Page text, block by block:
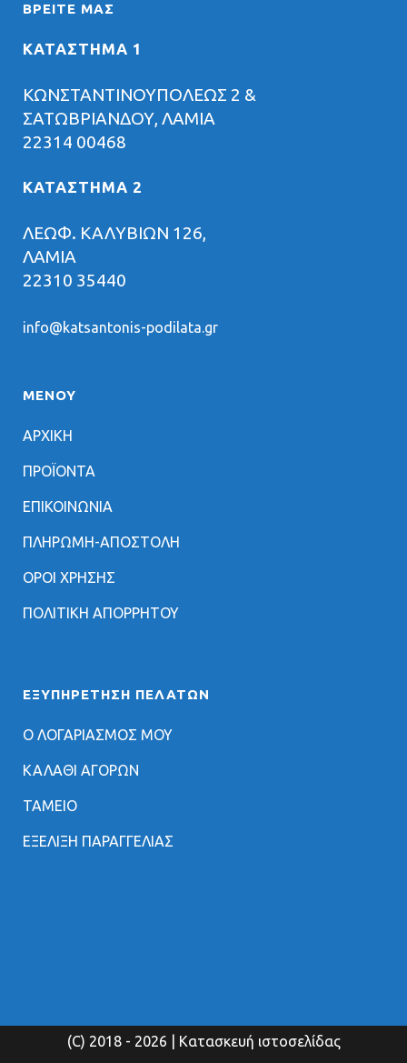
ΒΡΕΊΤΕ ΜΑΣ
ΚΑΤΑΣΤΗΜΑ 1
ΚΩΝΣΤΑΝΤΙΝΟΥΠΟΛΕΩΣ 2 &
ΣΑΤΩΒΡΙΑΝΔΟΥ, ΛΑΜΙΑ
22314 00468
ΚΑΤΑΣΤΗΜΑ 2
ΛΕΩΦ. ΚΑΛΥΒΙΩΝ 126,
ΛΑΜΙΑ
22310 35440
info@katsantonis-podilata.gr
ΜΕΝΟΥ
ΑΡΧΙΚΗ
ΠΡΟΪΟΝΤΑ
ΕΠΙΚΟΙΝΩΝΙΑ
ΠΛΗΡΩΜΗ-ΑΠΟΣΤΟΛΗ
ΟΡΟΙ ΧΡΗΣΗΣ
ΠΟΛΙΤΙΚΗ ΑΠΟΡΡΗΤΟΥ
ΕΞΥΠΗΡΈΤΗΣΗ ΠΕΛΑΤΏΝ
Ο ΛΟΓΑΡΙΑΣΜΟΣ ΜΟΥ
ΚΑΛΑΘΙ ΑΓΟΡΩΝ
ΤΑΜΕΙΟ
ΕΞΕΛΙΞΗ ΠΑΡΑΓΓΕΛΙΑΣ
(C) 2018 - 2026 | Κατασκευή ιστοσελίδας